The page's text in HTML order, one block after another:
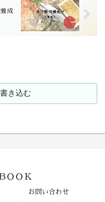
成
き込む
ＯＯＫ
お問い合わせ